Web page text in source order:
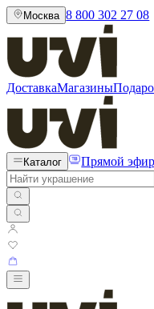
Москва 8 800 302 27 08
ДоставкаМагазины
Каталог Прямой